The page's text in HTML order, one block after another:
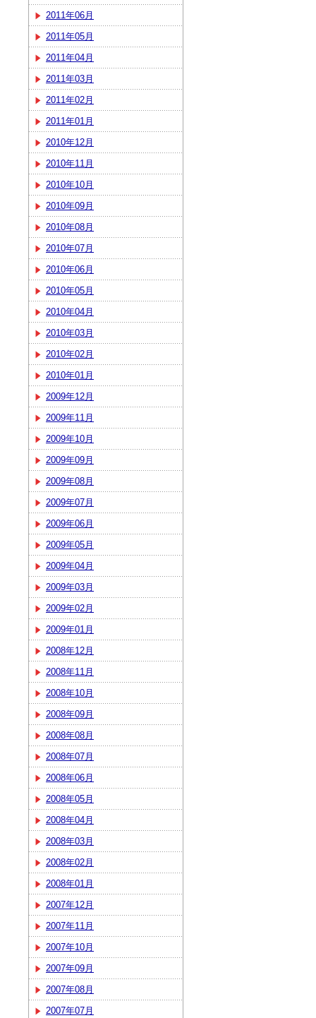
2011年06月
2011年05月
2011年04月
2011年03月
2011年02月
2011年01月
2010年12月
2010年11月
2010年10月
2010年09月
2010年08月
2010年07月
2010年06月
2010年05月
2010年04月
2010年03月
2010年02月
2010年01月
2009年12月
2009年11月
2009年10月
2009年09月
2009年08月
2009年07月
2009年06月
2009年05月
2009年04月
2009年03月
2009年02月
2009年01月
2008年12月
2008年11月
2008年10月
2008年09月
2008年08月
2008年07月
2008年06月
2008年05月
2008年04月
2008年03月
2008年02月
2008年01月
2007年12月
2007年11月
2007年10月
2007年09月
2007年08月
2007年07月